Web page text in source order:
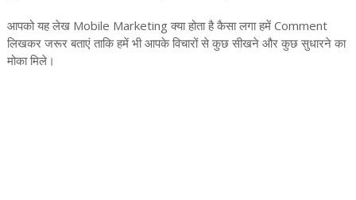
आपको यह लेख Mobile Marketing क्या होता है कैसा लगा हमें Comment
लिखकर जरूर बताएं ताकि हमें भी आपके विचारों से कुछ सीखने और कुछ सुधारने का
मोका मिले।